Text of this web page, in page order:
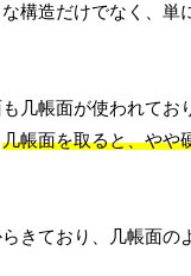
構造だけでなく、
几帳面が使われて
几帳面を取ると、やや
きており、几帳面